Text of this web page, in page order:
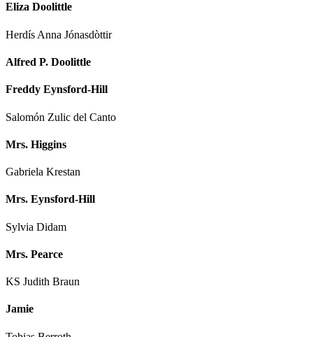
Eliza Doolittle
Herdís Anna Jónasdòttir
Alfred P. Doolittle
Freddy Eynsford-Hill
Salomón Zulic del Canto
Mrs. Higgins
Gabriela Krestan
Mrs. Eynsford-Hill
Sylvia Didam
Mrs. Pearce
KS Judith Braun
Jamie